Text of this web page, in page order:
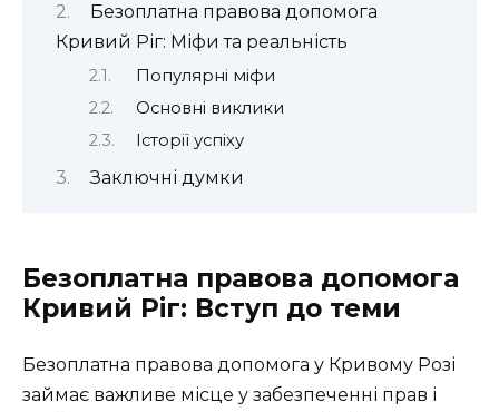
Безоплатна правова допомога
Кривий Ріг: Міфи та реальність
Популярні міфи
Основні виклики
Історії успіху
Заключні думки
Безоплатна правова допомога
Кривий Ріг: Вступ до теми
Безоплатна правова допомога у Кривому Розі
займає важливе місце у забезпеченні прав і